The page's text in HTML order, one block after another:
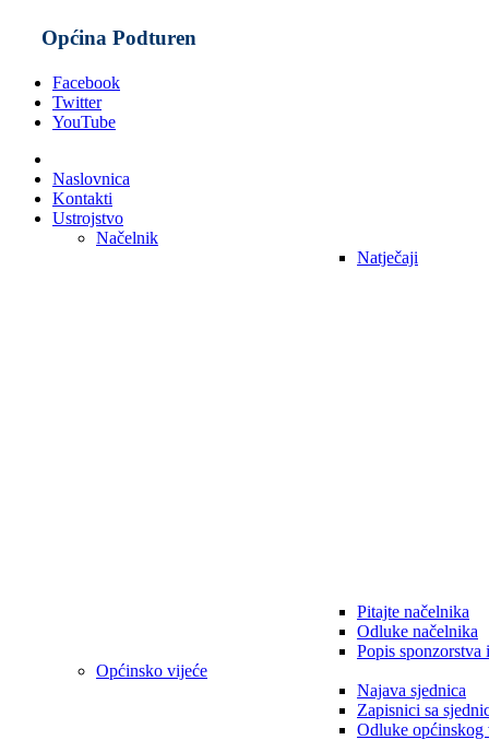
Općina Podturen
Facebook
Twitter
YouTube
Naslovnica
Kontakti
Ustrojstvo
Načelnik
Natječaji
Pitajte načelnika
Odluke načelnika
Popis sponzorstva
Općinsko vijeće
Najava sjednica
Zapisnici sa
Odluke općinskog